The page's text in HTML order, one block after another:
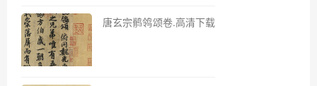
唐玄宗鹡鸰颂卷.高清下载